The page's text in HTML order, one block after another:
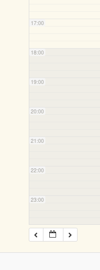
17:00
18:00
19:00
20:00
21:00
22:00
23:00